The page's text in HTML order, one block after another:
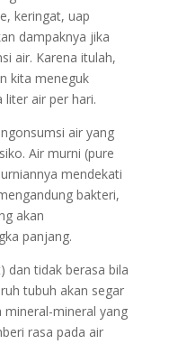
keringat, uap
dampaknya jika
air. Karena itulah,
kita meneguk
liter air per hari.
air yang
Air murni (pure
mendekati
bakteri,
akan
panjang.
dan tidak berasa bila
tubuh akan segar
mineral-mineral yang
rasa pada air